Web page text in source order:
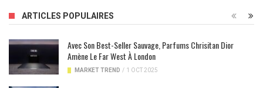
ARTICLES POPULAIRES
Avec Son Best-Seller Sauvage, Parfums Chrisitan Dior
Amène Le Far West À London
MARKET TREND / 1 OCT 2025